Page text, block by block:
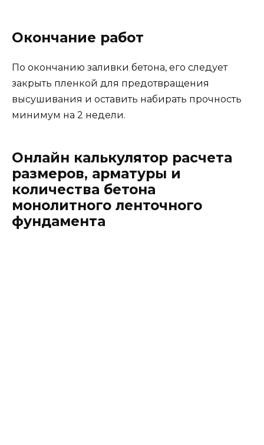
Окончание работ
По окончанию заливки бетона, его следует
закрыть пленкой для предотвращения
высушивания и оставить набирать прочность
минимум на 2 недели.
Онлайн калькулятор расчета
размеров, арматуры и
количества бетона
монолитного ленточного
фундамента